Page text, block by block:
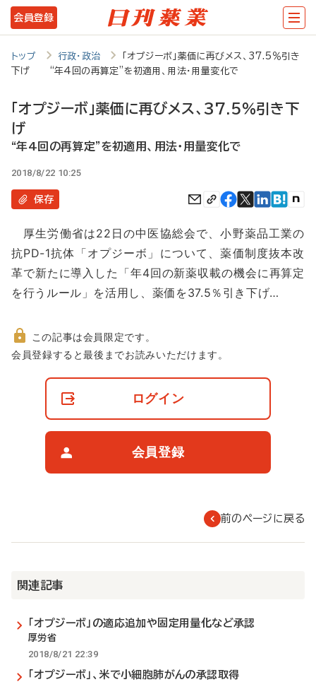
メ
イ
ツ
に
会員登録
トップ 行政・政治
「オプジーボ」薬価に再びメス、37.5％引き
下げ “年4回の再算定”を初適用、用法・用量変化で
「オプジーボ」薬価に再びメス、37.5％引き下
げ
“年4回の再算定”を初適用、用法・用量変化で
2018/8/22 10:25
保存
厚生労働省は22日の中医協総会で、小野薬品工業の
抗PD-1抗体「オプジーボ」について、薬価制度抜本改
革で新たに導入した「年4回の新薬収載の機会に再算定
を行うルール」を活用し、薬価を37.5％引き下げ…
非
この記事は会員限定です。
会員登録すると最後までお読みいただけます。
ログイン
会員登録
前のページに戻る
関連記事
「オプジーボ」の適応追加や固定用量化など承認
厚労省
2018/8/21 22:39
「オプジーボ」、米で小細胞肺がんの承認取得